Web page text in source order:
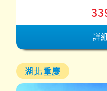
詳
湖北重慶